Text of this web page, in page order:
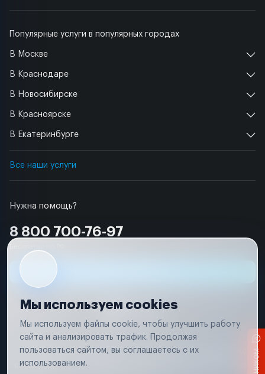
Нужна помощь?
8 800 700-76-97
Популярные услуги в популярных городах
В Москве
В Краснодаре
В Новосибирске
В Красноярске
В Екатеринбурге
Все наши услуги
Условия использования
Вся информация, представленная на сайте, носит исключительно
соответствии с положениями статьи 437 (п. 2) Гражданского кодекса
Мы используем cookies
Мы используем файлы cookie, чтобы улучшить работу
сайта и анализировать трафик. Продолжая
пользоваться сайтом, вы соглашаетесь с их
использованием.